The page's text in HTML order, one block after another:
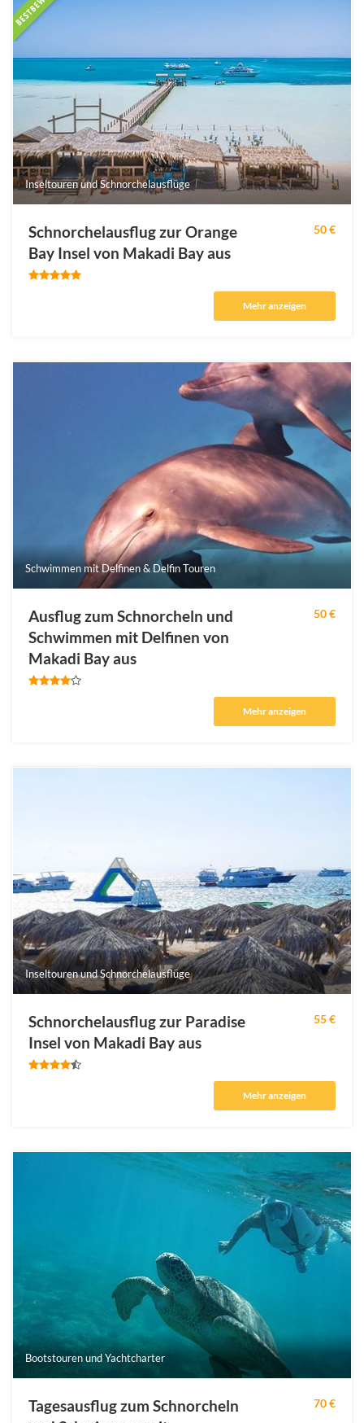
Inseltouren und Schnorchelausflüge
Schnorchelausflug zur Orange
Bay Insel von Makadi Bay aus
50 €
Mehr anzeigen
Schwimmen mit Delfinen & Delfin Touren
Ausflug zum Schnorcheln und
Schwimmen mit Delfinen von
Makadi Bay aus
50 €
Mehr anzeigen
Inseltouren und Schnorchelausflüge
Schnorchelausflug zur Paradise
Insel von Makadi Bay aus
55 €
Mehr anzeigen
Bootstouren und Yachtcharter
Tagesausflug zum Schnorcheln
70 €